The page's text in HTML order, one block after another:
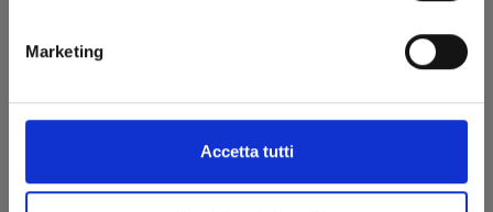
Marketing
Accetta tutti